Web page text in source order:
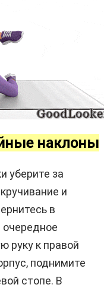
наклоны
уберите за
и
в
очередное
руку к правой
поднимите
стопе. В